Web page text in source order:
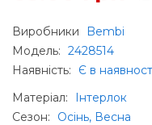
Виробники
Bembi
Модель: 2428514
Наявність:
Є в
Матеріал:
Інтерлок
Сезон:
Осінь, Весна